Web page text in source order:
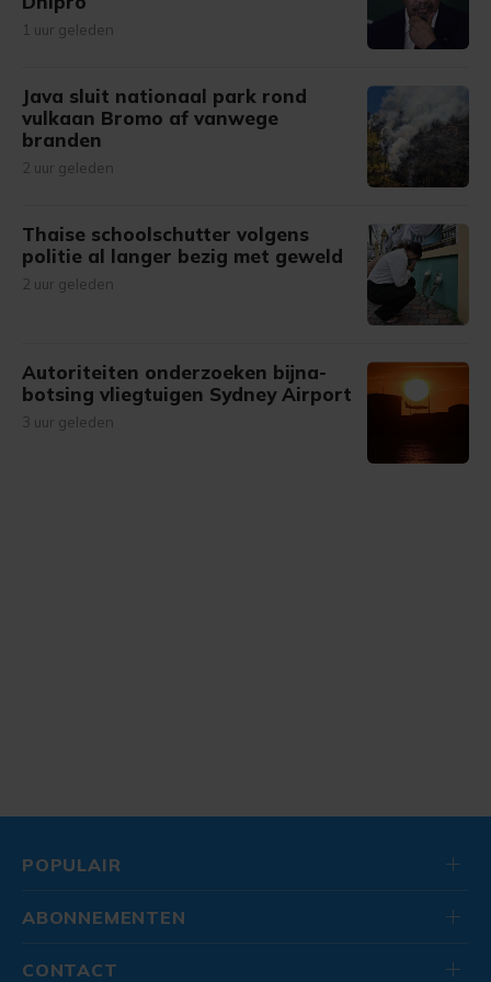
1 uur geleden
Java sluit nationaal park rond
vulkaan Bromo af vanwege
branden
2 uur geleden
Thaise schoolschutter volgens
politie al langer bezig met geweld
2 uur geleden
Autoriteiten onderzoeken bijna-
botsing vliegtuigen Sydney Airport
3 uur geleden
POPULAIR
ABONNEMENTEN
CONTACT